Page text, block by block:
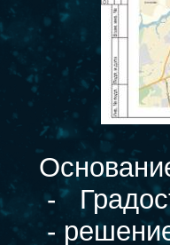
-
-